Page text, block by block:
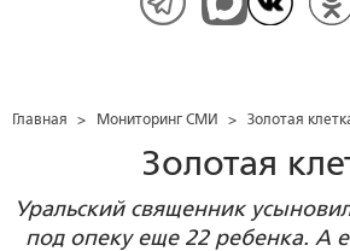
Главная > Мониторинг СМИ > Золотая
Золотая
Уральский священник
под опеку еще 22 ребенка. А